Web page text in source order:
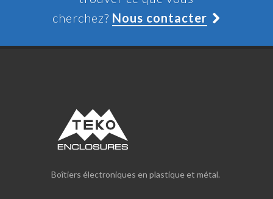
cherchez? Nous contacter
Boîtiers électroniques en plastique et métal.